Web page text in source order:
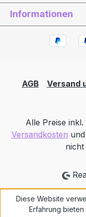
Informationen
AGB Versand
Alle Preise
Versandkosten
nicht
Diese Website
Erfahrung bieten